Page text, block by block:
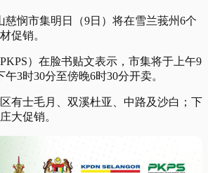
慈悯市集明日（9日）将在雪兰莪州6个
促销。
）在脸书贴文表示，市集将于上午9
3时30分至傍晚6时30分开卖。
有士毛月、双溪杜亚、中路及沙白；下
大促销。